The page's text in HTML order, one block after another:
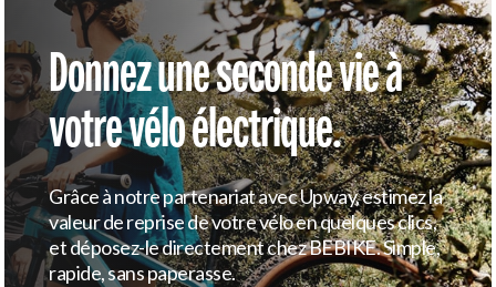
Donnez une seconde vie à
votre vélo électrique.
Grâce à notre partenariat avec Upway, estimez la
valeur de reprise de votre vélo en quelques clics,
et déposez-le directement chez BEBIKE. Simple,
rapide, sans paperasse.